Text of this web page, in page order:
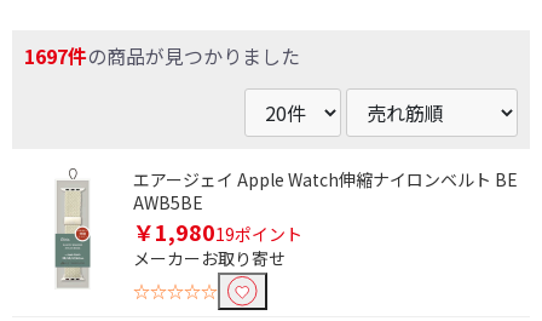
1697件の商品が見つかりました
エアージェイ Apple Watch伸縮ナイロンベルト BE
AWB5BE
￥1,98019ポイント
メーカーお取り寄せ
☆☆☆☆☆